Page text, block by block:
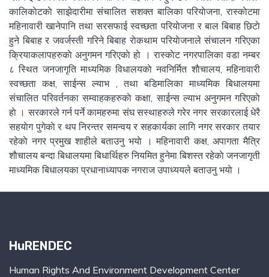
कालिकाेटकाे साझेदारीमा संचालित सशक्त बालिका परियाेजना, रास्काेटमा
महिनावारी खानेपानि तथा सरसफाई स्वच्छता परियाेजना र बाल बिबाह छिटाे
हुने बिबाह र जवर्जस्ती गरिने बिबाह राेकथाम परियाेजनाले संचालन गरिएका
क्रियाकलापहरुकाे अनुगमन गरिएकाे हाे । रास्काेट नगरपालिका वडा नम्बर
८ स्थित जनजागृति माध्यमिक विधालयकाे नवनिर्मित शाैचालय, महिनावारी
स्वच्छता कक्ष, साईन्स ल्याभ , तथा बडिमालिका माध्यमिक बिधालयमा
संचालित परिवर्तनका सम्वाहकहरुकाे कक्षा, साईन्स ल्याभ अनुगमन गरिएकाे
हाे । सरकारले गर्न पर्ने कामहरुमा संघ सस्थाहरुले गरेर नगर सरकारलाई धेरै
सहयाेग पुगेकाे र थप निरन्तर समन्वय र सहकार्यका लागि नगर सरकार तयार
रहेकाे नगर प्रमुख शाहीले बताउनु भयाे । महिनावारी कक्ष, अपागता मैत्रि
शाैचालय बन्दा बिधालयमा बिधार्थिहरु नियमित हुनेमा बिशस्त रहेकाे जनजागृती
माध्यमिक बिधालयका प्रधानाध्यापक नगराज उपाध्ययले बताउनु भयाे ।
HuRENDEC
Human Rights And Environment Development Center